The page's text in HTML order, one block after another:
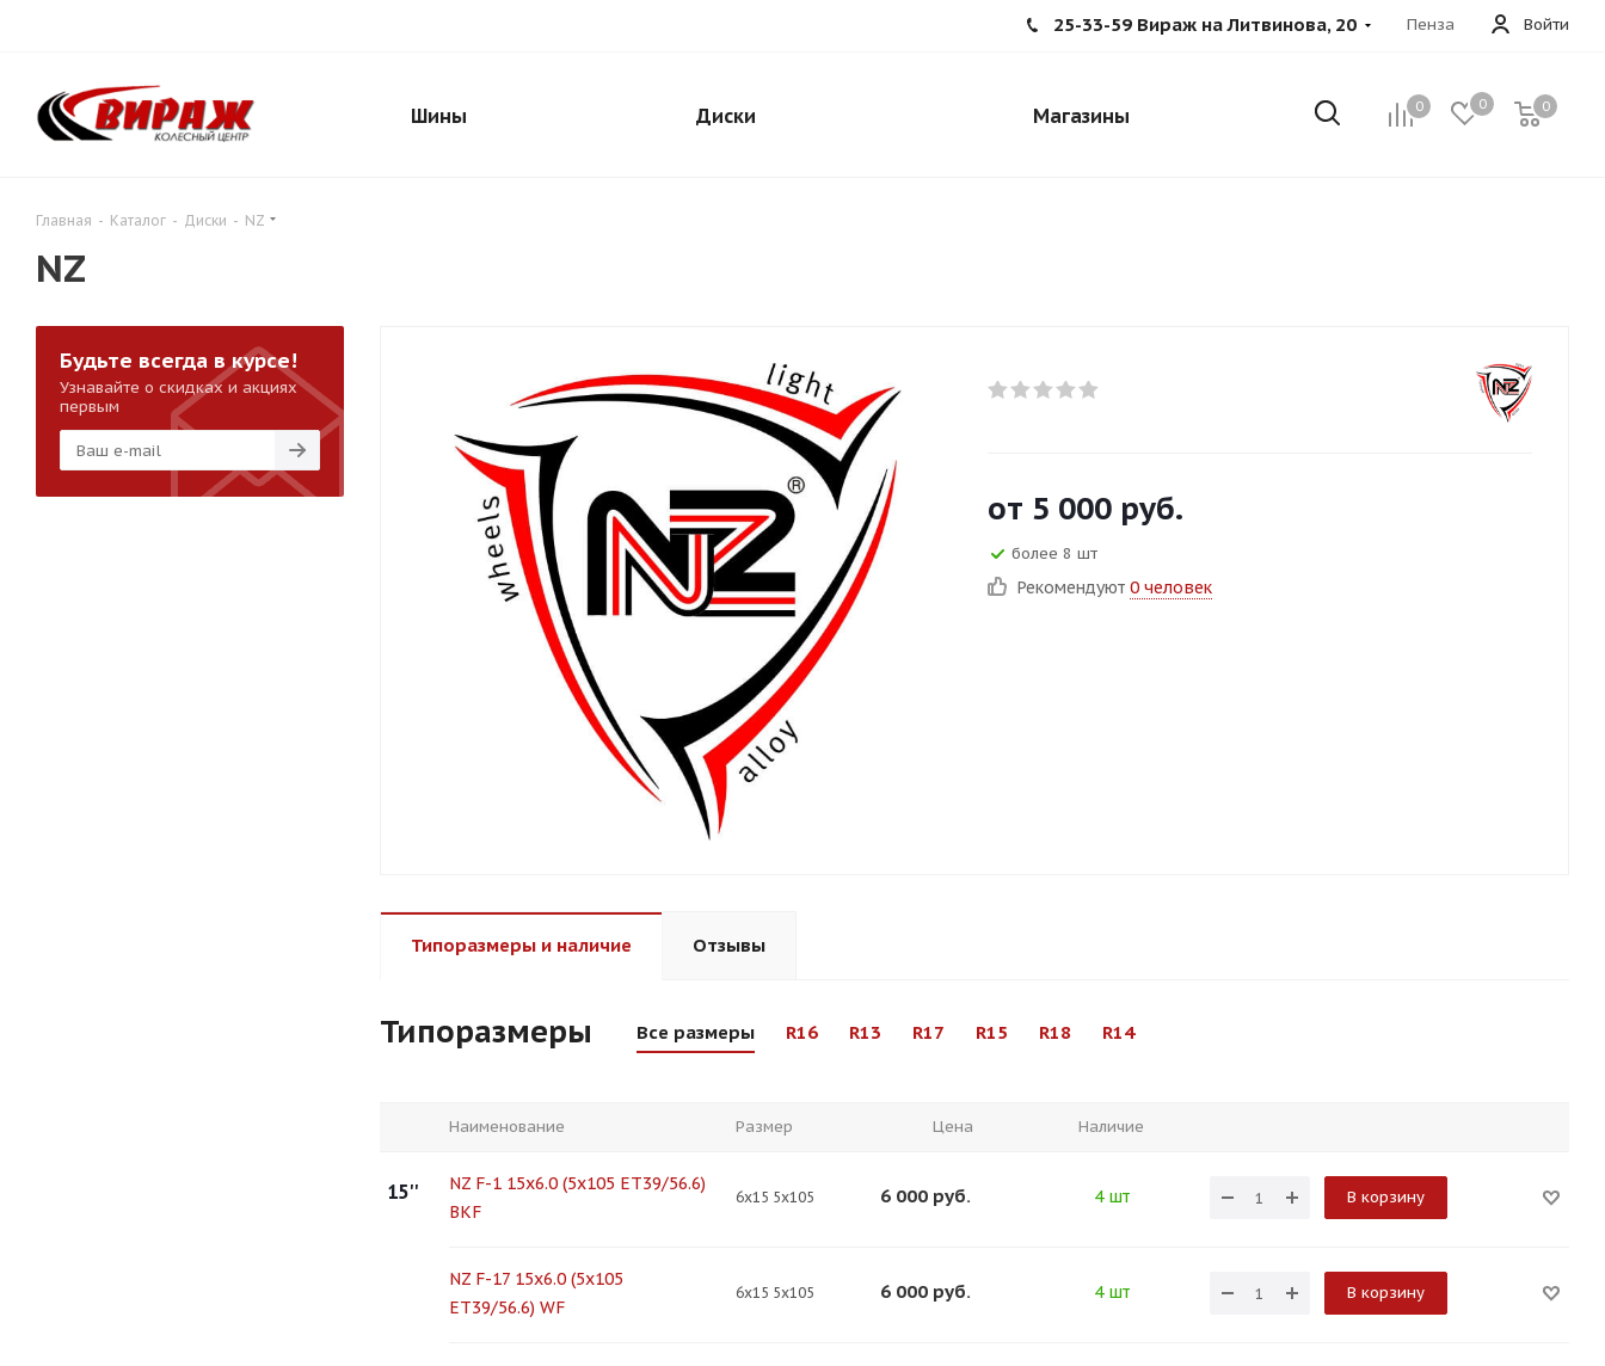
Войти
Пенза
25-33-59 Вираж на Литвинова, 20
0 0 0
Шины Диски Магазины
Главная - Каталог - Диски - NZ
NZ
от 5 000 руб.
более 8 шт
Рекомендуют 0 человек
Типоразмеры и наличие Отзывы
Типоразмеры Все размеры R16 R13 R17 R15 R18 R14
Наименование Размер Цена Наличие
15''
NZ F-1 15x6.0 (5x105 ЕТ39/56.6)
BKF
6x15 5x105 6 000 руб. 4 шт В корзину
NZ F-17 15x6.0 (5x105
ET39/56.6) WF
6x15 5x105 6 000 руб. 4 шт В корзину
Будьте всегда в курсе!
Узнавайте о скидках и акциях
первым